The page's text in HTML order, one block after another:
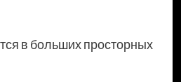
в больших просторных